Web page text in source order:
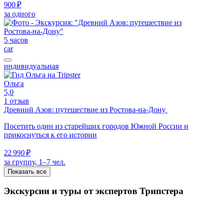
900 ₽
за одного
5 часов
car
индивидуальная
Ольга
5,0
1 отзыв
Древний Азов: путешествие из Ростова-на-Дону
Посетить один из старейших городов Южной России и
прикоснуться к его истории
22 990 ₽
за группу, 1–7 чел.
Показать все
Экскурсии и туры от экспертов Трипстера